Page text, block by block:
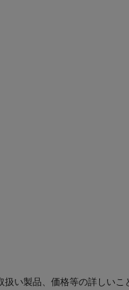
い製品、価格等の詳しいこ